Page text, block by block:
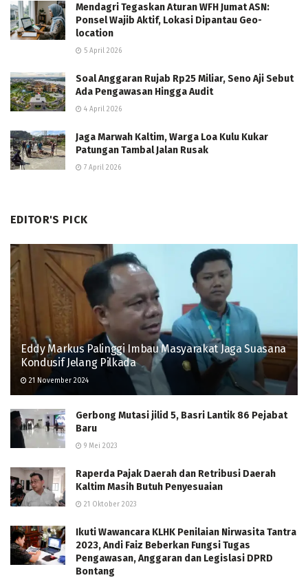
Mendagri Tegaskan Aturan WFH Jumat ASN:
Ponsel Wajib Aktif, Lokasi Dipantau Geo-
location
5 April 2026
Soal Anggaran Rujab Rp25 Miliar, Seno Aji Sebut
Ada Pengawasan Hingga Audit
4 April 2026
Jaga Marwah Kaltim, Warga Loa Kulu Kukar
Patungan Tambal Jalan Rusak
7 April 2026
EDITOR'S PICK
Eddy Markus Palinggi Imbau Masyarakat Jaga Suasana
Kondusif Jelang Pilkada
21 November 2024
Gerbong Mutasi jilid 5, Basri Lantik 86 Pejabat
Baru
9 Mei 2023
Raperda Pajak Daerah dan Retribusi Daerah
Kaltim Masih Butuh Penyesuaian
21 Oktober 2023
Ikuti Wawancara KLHK Penilaian Nirwasita Tantra
2023, Andi Faiz Beberkan Fungsi Tugas
Pengawasan, Anggaran dan Legislasi DPRD
Bontang